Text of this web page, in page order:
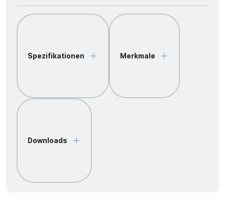
Spezifikationen Merkmale
Downloads